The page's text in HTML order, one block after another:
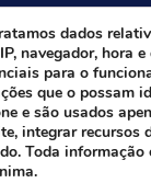
equipe:
dados
navegador, hora
para o
que o possam
e são usados
integrar recursos
Toda informação